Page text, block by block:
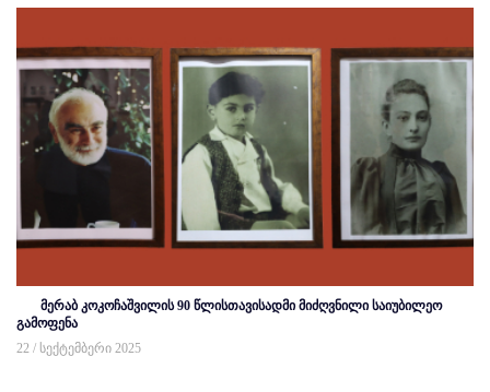
მერაბ კოკოჩაშვილის 90 წლისთავისადმი მიძღვნილი საიუბილეო
გამოფენა
22 / სექტემბერი 2025